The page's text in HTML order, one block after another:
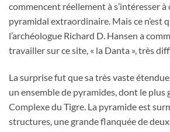
commencent réellement à s’intéresser à
pyramidal extraordinaire. Mais ce n’est
l’archéologue Richard D. Hansen a
travailler sur ce site, « la Danta », très
La surprise fut que sa très vaste
un ensemble de pyramides, dont le plus
Complexe du Tigre. La pyramide est
structures, une grande flanquée de